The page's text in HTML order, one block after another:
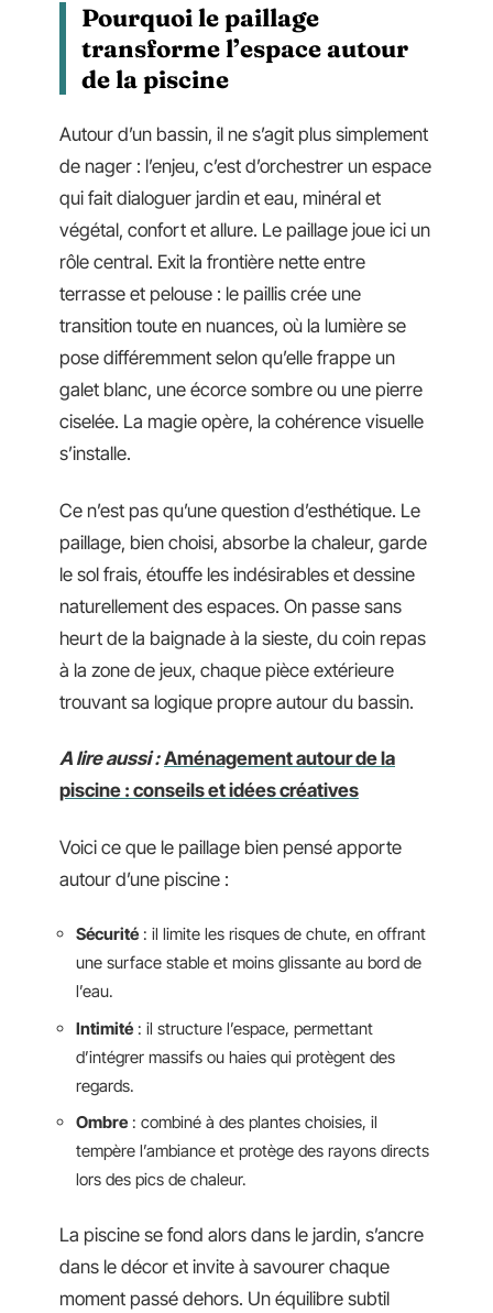
Pourquoi le paillage
transforme l’espace autour
de la piscine
Autour d’un bassin, il ne s’agit plus simplement
de nager : l’enjeu, c’est d’orchestrer un espace
qui fait dialoguer jardin et eau, minéral et
végétal, confort et allure. Le paillage joue ici un
rôle central. Exit la frontière nette entre
terrasse et pelouse : le paillis crée une
transition toute en nuances, où la lumière se
pose différemment selon qu’elle frappe un
galet blanc, une écorce sombre ou une pierre
ciselée. La magie opère, la cohérence visuelle
s’installe.
Ce n’est pas qu’une question d’esthétique. Le
paillage, bien choisi, absorbe la chaleur, garde
le sol frais, étouffe les indésirables et dessine
naturellement des espaces. On passe sans
heurt de la baignade à la sieste, du coin repas
à la zone de jeux, chaque pièce extérieure
trouvant sa logique propre autour du bassin.
A lire aussi : Aménagement autour de la
piscine : conseils et idées créatives
Voici ce que le paillage bien pensé apporte
autour d’une piscine :
Sécurité : il limite les risques de chute, en offrant
une surface stable et moins glissante au bord de
l’eau.
Intimité : il structure l’espace, permettant
d’intégrer massifs ou haies qui protègent des
regards.
Ombre : combiné à des plantes choisies, il
tempère l’ambiance et protège des rayons directs
lors des pics de chaleur.
La piscine se fond alors dans le jardin, s’ancre
dans le décor et invite à savourer chaque
moment passé dehors. Un équilibre subtil